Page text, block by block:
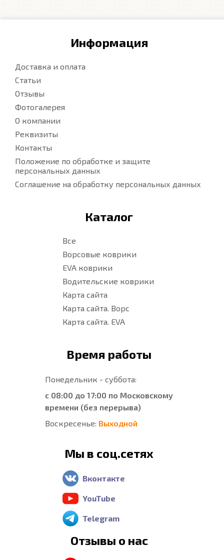
Информация
Доставка и оплата
Статьи
Отзывы
Фотогалерея
О компании
Реквизиты
Контакты
Положение по обработке и защите
персональных данных
Соглашение на обработку персональных данных
Каталог
Все
Ворсовые коврики
EVA коврики
Водительские коврики
Карта сайта
Карта сайта. Ворс
Карта сайта. EVA
Время работы
Понедельник - суббота:
с 08:00 до 17:00 по Московскому
времени (без перерыва)
Воскресенье: Выходной
Мы в соц.сетях
Вконтакте
YouTube
Telegram
Отзывы о нас